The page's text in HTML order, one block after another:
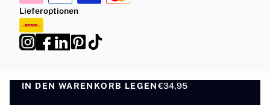
IN DEN WARENKORB LEGEN€34,95
IN DEN WARENKORB LEGEN
Lieferoptionen
Datenschutzrichtlinie Geschäftsbedingungen